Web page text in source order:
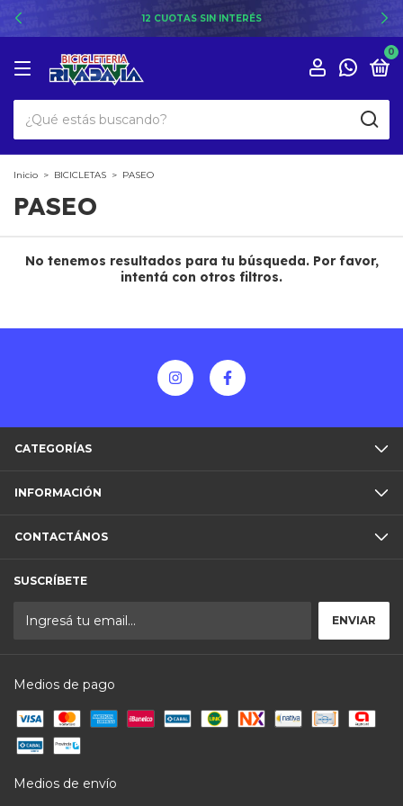
12 CUOTAS SIN INTERÉS
0
Inicio > BICICLETAS > PASEO
PASEO
No tenemos resultados para tu búsqueda. Por favor,
intentá con otros filtros.
CATEGORÍAS
INFORMACIÓN
CONTACTÁNOS
SUSCRÍBETE
Medios de pago
Medios de envío